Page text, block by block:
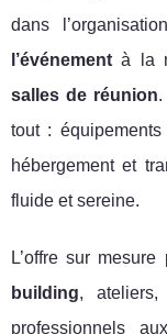
dans
l’événement à la
salles de réunion
tout : équipements
hébergement et
fluide et sereine.
L’offre sur
building, ateliers,
professionnels